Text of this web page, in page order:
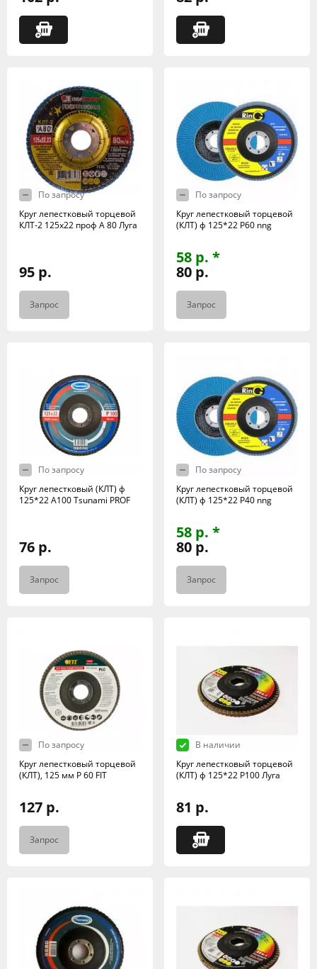
По запросу
Круг лепестковый торцевой
КЛТ-2 125х22 проф А 80 Луга
95 р.
Запрос
По запросу
Круг лепестковый торцевой
(КЛТ) ф 125*22 Р60 nng
58 р. *
80 р.
Запрос
По запросу
Круг лепестковый (КЛТ) ф
125*22 А100 Tsunami PROF
76 р.
Запрос
По запросу
Круг лепестковый торцевой
(КЛТ) ф 125*22 Р40 nng
58 р. *
80 р.
Запрос
По запросу
Круг лепестковый торцевой
(КЛТ), 125 мм Р 60 FIT
127 р.
Запрос
В наличии
Круг лепестковый торцевой
(КЛТ) ф 125*22 Р100 Луга
81 р.